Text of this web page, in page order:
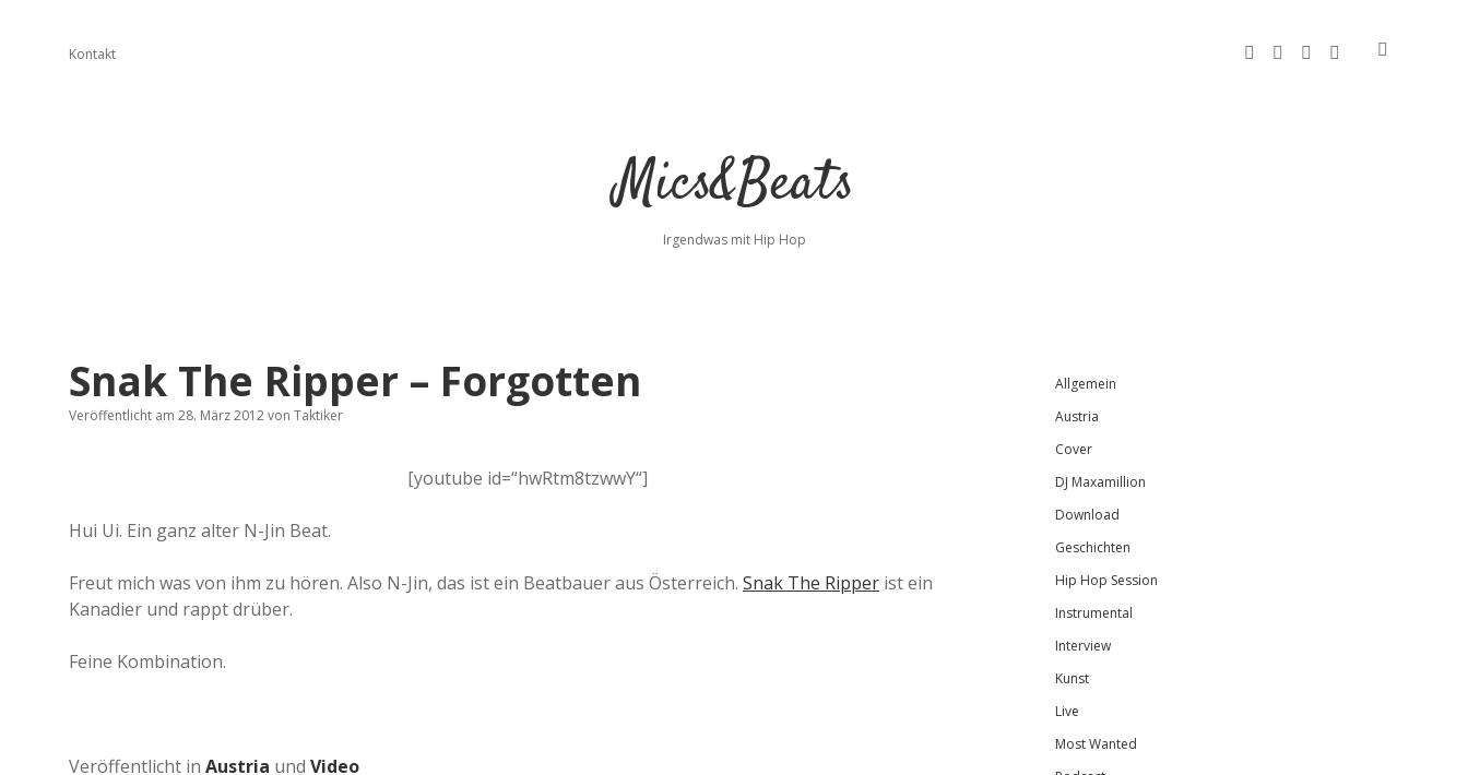
Kontakt facebookinstagrambandcamp
spotify
Mics&Beats
Irgendwas mit Hip Hop
Snak The Ripper – Forgotten
Veröffentlicht am 28. März 2012von Taktiker
[youtube id=“hwRtm8tzwwY“]
Hui Ui. Ein ganz alter N-Jin Beat.
Freut mich was von ihm zu hören. Also N-Jin, das ist ein Beatbauer aus Österreich. Snak The Ripper ist ein
Kanadier und rappt drüber.
Feine Kombination.
Veröffentlicht in Austria und Video
Sidebar
Allgemein
Austria
Cover
DJ Maxamillion
Download
Geschichten
Hip Hop Session
Instrumental
Interview
Kunst
Live
Most Wanted